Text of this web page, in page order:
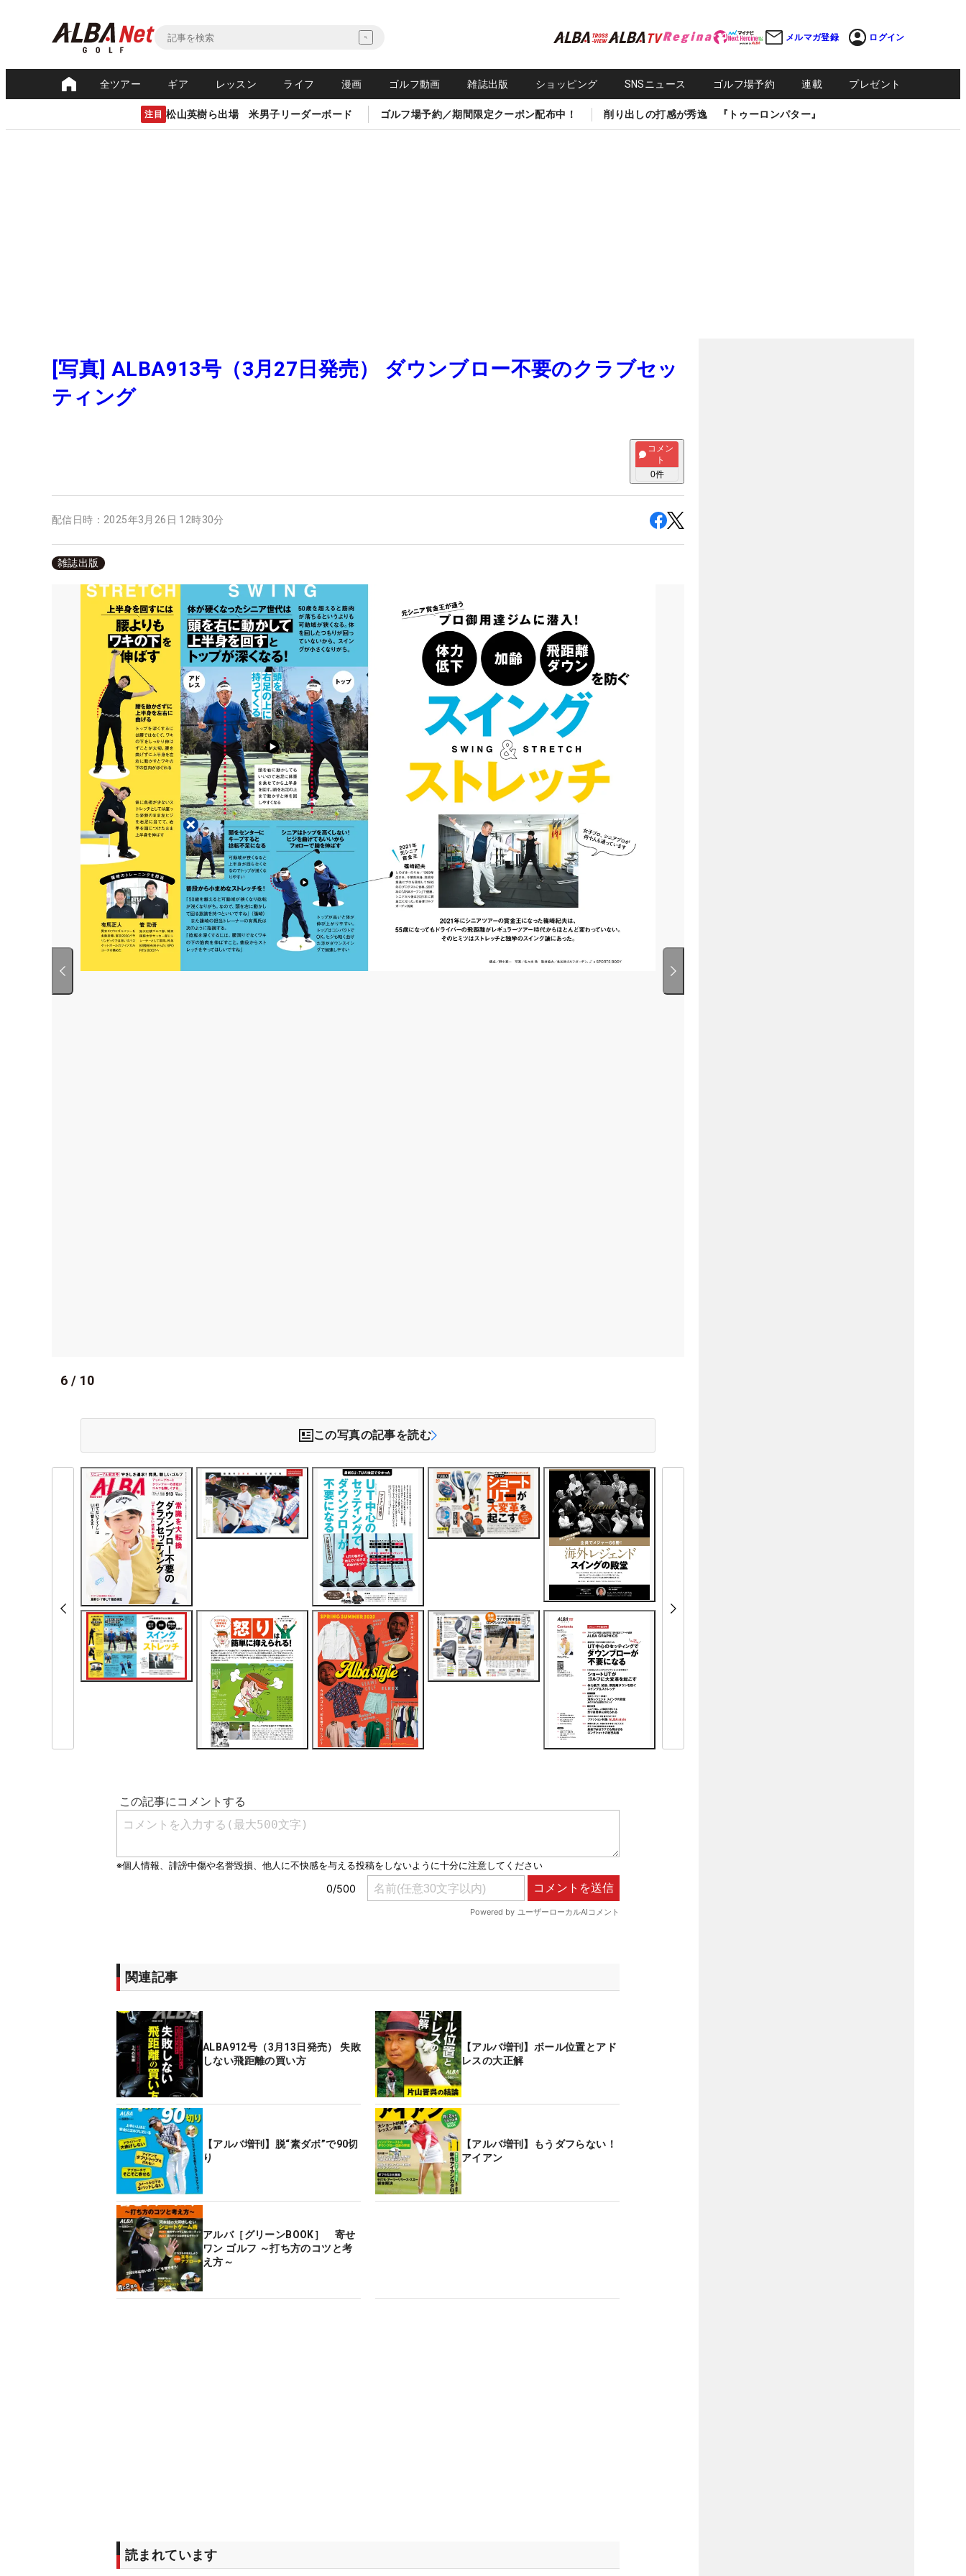
メルマガ登録 ログイン
全ツアー ギア レッスン ライフ 漫画 ゴルフ動画 雑誌出版 ショッピング SNSニュース ゴルフ場予約 連載 プレゼント
注目 松山英樹ら出場 米男子リーダーボード ゴルフ場予約／期間限定クーポン配布中！ 削り出しの打感が秀逸 『トゥーロンパター』
[写真] ALBA913号（3月27日発売） ダウンブロー不要のクラブセッ
ティング
コメン
ト
0件
配信日時： 2025年3月26日 12時30分
雑誌出版
6 / 10
この写真の記事を読む
関連記事
ALBA912号（3月13日発売） 失敗
しない飛距離の買い方
【アルバ増刊】ボール位置とアド
レスの大正解
【アルバ増刊】脱“素ダボ”で90切
り
【アルバ増刊】もうダフらない！
アイアン
アルバ［グリーンBOOK］ 寄せ
ワン ゴルフ ～打ち方のコツと考
え方～
読まれています